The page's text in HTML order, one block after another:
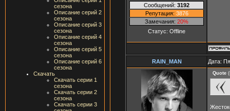
сезона
Описание серий 2
сезона
Описание серий 3
сезона
Описание серий 4
сезона
Описание серий 5
сезона
Описание серий 6
сезона
Скачать
Скачать серии 1
сезона
Скачать серии 2
сезона
Скачать серии 3
Сообщений: 3192
Репутация: 3876
Замечания: 20%
Статус: Offline
RAIN_MAN Дата:
Quote (